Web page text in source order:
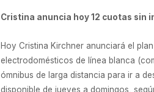
Cristina anuncia hoy 12 cuotas sin
Hoy Cristina Kirchner anunciará el
electrodomésticos de línea blanca
ómnibus de larga distancia para ir a
disponible de jueves a domingos,